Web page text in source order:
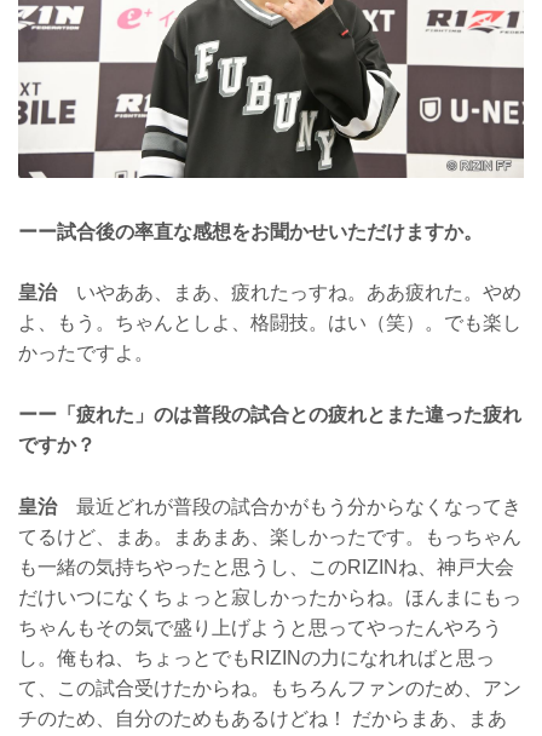
ーー試合後の率直な感想をお聞かせいただけますか。
皇治いやああ、まあ、疲れたっすね。ああ疲れた。やめ
よ、もう。ちゃんとしよ、格闘技。はい（笑）。でも楽し
かったですよ。
ーー「疲れた」のは普段の試合との疲れとまた違った疲れ
ですか？
皇治最近どれが普段の試合かがもう分からなくなってき
てるけど、まあ。まあまあ、楽しかったです。もっちゃん
も一緒の気持ちやったと思うし、このRIZINね、神戸大会
だけいつになくちょっと寂しかったからね。ほんまにもっ
ちゃんもその気で盛り上げようと思ってやったんやろう
し。俺もね、ちょっとでもRIZINの力になれればと思っ
て、この試合受けたからね。もちろんファンのため、アン
チのため、自分のためもあるけどね！ だからまあ、まあ